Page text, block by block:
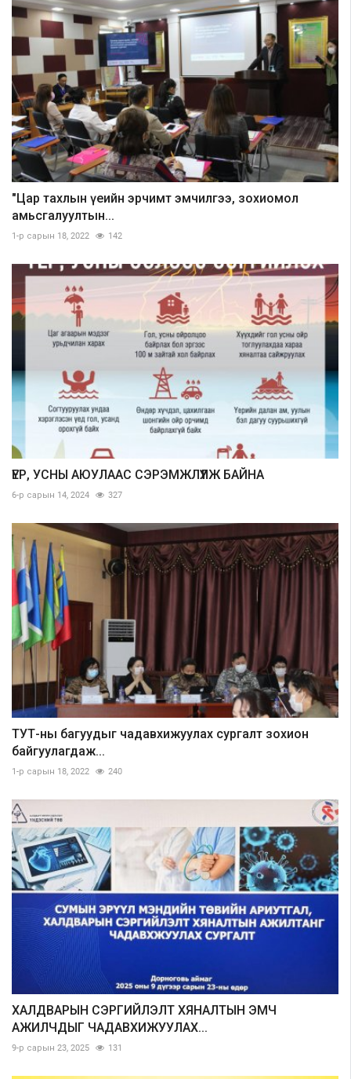
"Цар тахлын үеийн эрчимт эмчилгээ, зохиомол
амьсгалуултын...
1-р сарын 18, 2022 142
ҮЕР, УСНЫ АЮУЛААС СЭРЭМЖЛҮҮЛЖ БАЙНА
6-р сарын 14, 2024 327
ТУТ-ны багуудыг чадавхижуулах сургалт зохион
байгуулагдаж...
1-р сарын 18, 2022 240
ХАЛДВАРЫН СЭРГИЙЛЭЛТ ХЯНАЛТЫН ЭМЧ
АЖИЛЧДЫГ ЧАДАВХИЖУУЛАХ...
9-р сарын 23, 2025 131